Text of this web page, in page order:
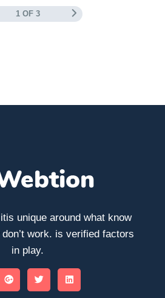
1 OF 3
unique around what know
work. is verified factors
in play.